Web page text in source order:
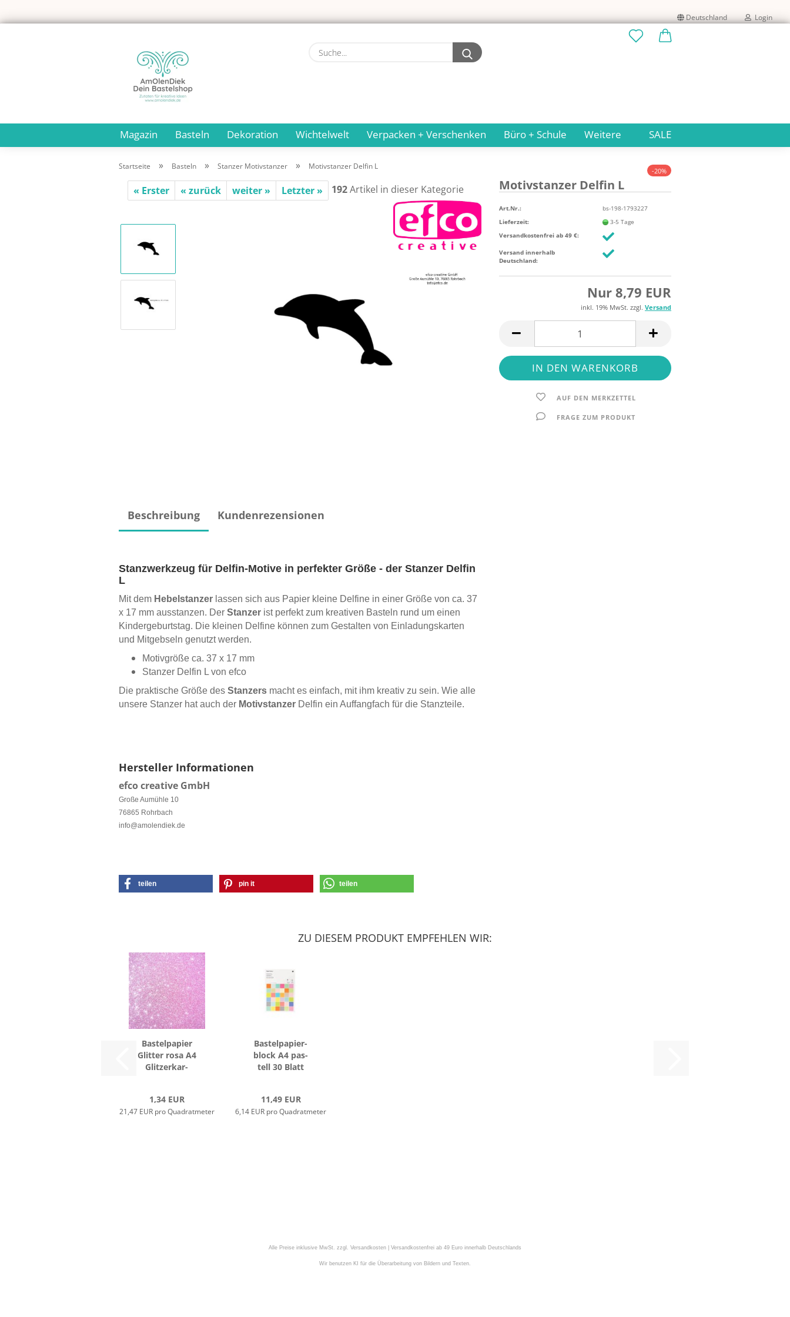
Deutschland Login
Konto erstellen
Suche...
Magazin Basteln Dekoration Wichtelwelt Verpacken + Verschenken Büro + Schule SALE
Weitere
Startseite » Basteln » Stanzer Motivstanzer » Motivstanzer Delfin L
« Erster « zurück weiter » Letzter » 192Artikel in dieser Kategorie
-20%
Mo­tiv­stan­zer Del­fin L
Art.Nr.:
bs-198-1793227
Lieferzeit:
3-5 Tage
Versandkostenfrei ab 49 €:
Versand innerhalb
Deutschland:
Nur 8,79 EUR
inkl. 19% MwSt. zzgl. Versand
AUF DEN MERKZETTEL
FRAGE ZUM PRODUKT
Beschreibung Kundenrezensionen
Stanzwerkzeug für Delfin-Motive in perfekter Größe - der Stanzer Delfin
L
Mit dem Hebelstanzer lassen sich aus Papier kleine Delfine in einer Größe von ca. 37
x 17 mm ausstanzen. Der Stanzer ist perfekt zum kreativen Basteln rund um einen
Kindergeburtstag. Die kleinen Delfine können zum Gestalten von Einladungskarten
und Mitgebseln genutzt werden.
Motivgröße ca. 37 x 17 mm
Stanzer Delfin L von efco
Die praktische Größe des Stanzers macht es einfach, mit ihm kreativ zu sein. Wie alle
unsere Stanzer hat auch der Motivstanzer Delfin ein Auffangfach für die Stanzteile.
Hersteller Informationen
efco creative GmbH
Große Aumühle 10
76865 Rohrbach
info@amolendiek.de
teilen pin it teilen
ZU DIESEM PRODUKT EMPFEHLEN WIR:
Bas­tel­pa­pier
Glit­ter rosa A4
Glit­zer­kar­
1,34 EUR
21,47 EUR pro Quadratmeter
Bas­tel­pa­pier­
block A4 pas­
tell 30 Blatt
11,49 EUR
6,14 EUR pro Quadratmeter
Alle Preise inklusive MwSt. zzgl. Versandkosten | Versandkostenfrei ab 49 Euro innerhalb Deutschlands
Wir benutzen KI für die Überarbeitung von Bildern und Texten.